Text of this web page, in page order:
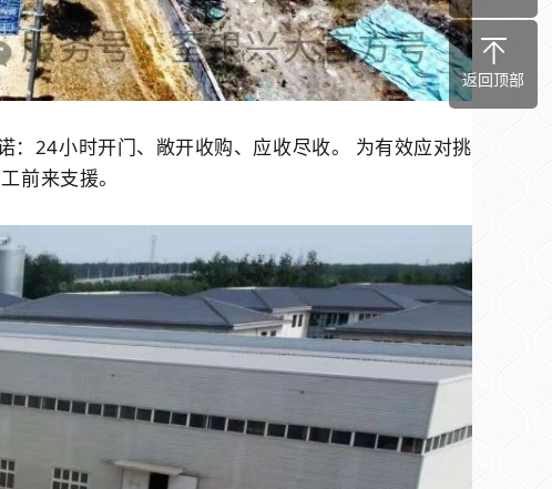
24小时开门、敞开收购、应收尽收。 为有效应对挑
前来支援。
返回顶部